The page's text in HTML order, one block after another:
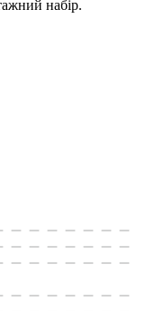
набір.